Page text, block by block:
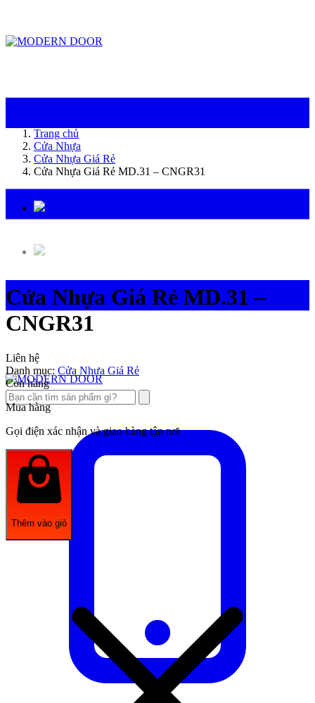
Trang chủ
Cửa Nhựa
Cửa Nhựa Giá Rẻ
Cửa Nhựa Giá Rẻ MD.31 – CNGR31
Cửa Nhựa Giá Rẻ MD.31 –
CNGR31
Liên hệ
Danh mục: Cửa Nhựa Giá Rẻ
Còn hàng
Mua hàng
Gọi điện xác nhận và giao hàng tận nơi
Thêm vào giỏ